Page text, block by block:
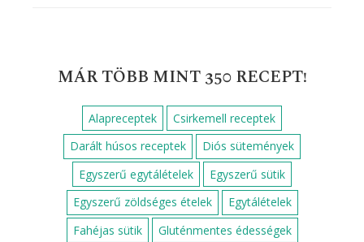
MÁR TÖBB MINT 350 RECEPT!
Alapreceptek
Csirkemell receptek
Darált húsos receptek
Diós sütemények
Egyszerű egytálételek
Egyszerű sütik
Egyszerű zöldséges ételek
Egytálételek
Fahéjas sütik
Gluténmentes édességek